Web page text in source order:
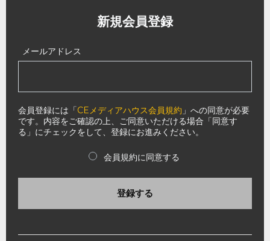
新規会員登録
メールアドレス
会員登録には「CEメディアハウス会員規約 」への同意が必要
です。内容をご確認の上、ご同意いただける場合「同意す
る」にチェックをして、登録にお進みください。
会員規約に同意する
登録する